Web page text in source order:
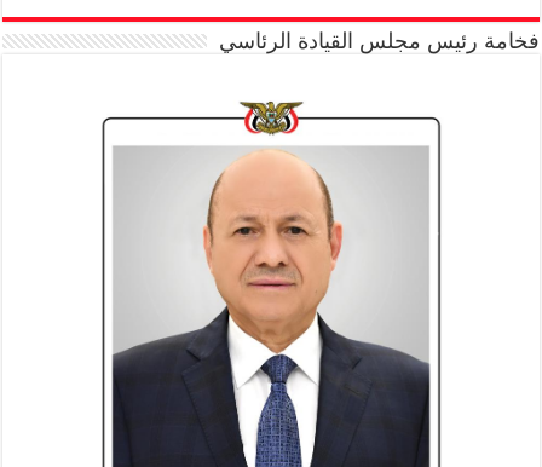
فخامة رئيس مجلس القيادة الرئاسي